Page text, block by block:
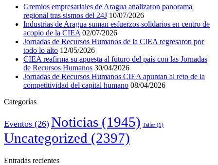
Gremios empresariales de Aragua analizaron panorama
regional tras sismos del 24J 10/07/2026
Industrias de Aragua suman esfuerzos solidarios en centro de
acopio de la CIEA 02/07/2026
Jornadas de Recursos Humanos de la CIEA regresaron por
todo lo alto 12/05/2026
CIEA reafirma su apuesta al futuro del país con las Jornadas
de Recursos Humanos 30/04/2026
Jornadas de Recursos Humanos CIEA apuntan al reto de la
competitividad del capital humano 08/04/2026
Categorías
Eventos (26) Noticias (1945) Taller (1)
Uncategorized (2397)
Entradas recientes